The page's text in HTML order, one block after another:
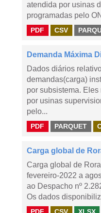
atendida por usinas
programadas pelo
PDF CSV
Demanda Máxima
Dados diários
demandas(carga)
por subsistema.
por usinas
pelo...
PDF PARQUET
Carga global de
Carga global de
fevereiro-2022 a
ao Despacho nº
Os dados